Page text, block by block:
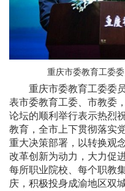
重庆市委教育工委
重庆市委教育工委委
表市委教育工委、市教委
论坛的顺利举行表示热烈
教育，全市上下贯彻落实
重大决策部署，以转换观
改革创新为动力，大力促
每所职业院校、每个职教
庆，积极投身成渝地区双